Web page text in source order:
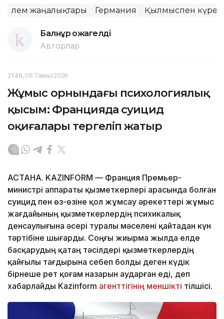
Әлем жаңалықтары Германия Қылмыспен күрес
Балнұр Қожагелді
Авторлар
21:46, 06 Тамыз 2026
Жұмыс орнындағы психологиялық
қысым: Францияда суицид
оқиғалары тергеліп жатыр
АСТАНА. KAZINFORM — Франция Премьер-
министрі аппараты қызметкерлері арасында болған
суицид пен өз-өзіне қол жұмсау әрекеттері жұмыс
жағдайының қызметкерлердің психикалық
денсаулығына әсері туралы мәселені қайтадан күн
тәртібіне шығарды. Соңғы жиырма жылда елде
басқарудың қатаң тәсілдері қызметкерлердің
қайғылы тағдырына себеп болды деген күдік
бірнеше рет қоғам назарын аударған еді, деп
хабарлайды Kazinform агенттігінің меншікті тілшісі.